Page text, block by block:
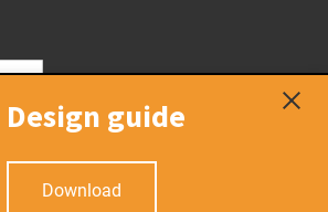
Design guide
Download